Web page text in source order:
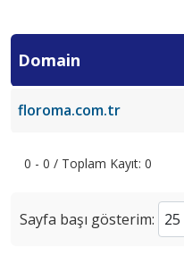
Domain
floroma.com.tr
0 - 0 / Toplam Kayıt: 0
Sayfa başı gösterim: